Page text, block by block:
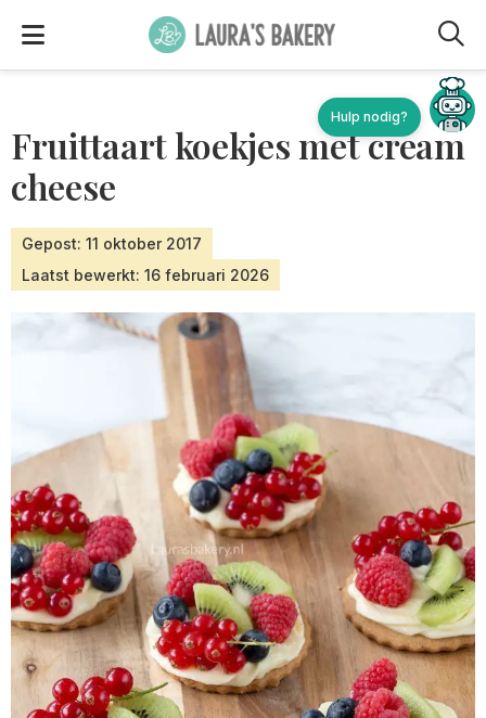
Fruittaart koekjes met cream
cheese
Gepost: 11 oktober 2017
Laatst bewerkt: 16 februari 2026